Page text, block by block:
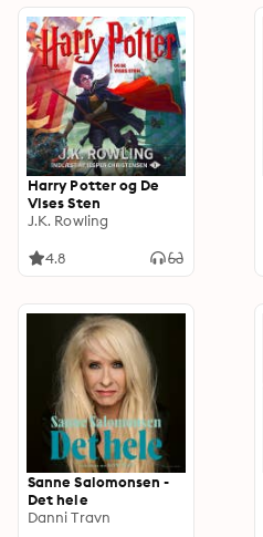
Harry Potter og De
Vises Sten
J.K. Rowling
4.8
Sanne Salomonsen -
Det hele
Danni Travn